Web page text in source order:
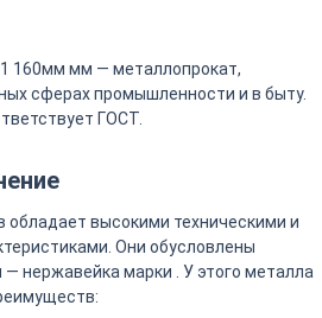
160мм мм — металлопрокат,
сферах промышленности и в быту.
ГОСТ.
обладает высокими техническими и
Они обусловлены
нержавейка марки . У этого металла